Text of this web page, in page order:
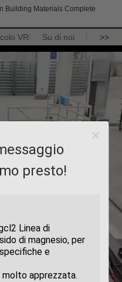
Building Materials Complete
VR Su di noi >>
presto!